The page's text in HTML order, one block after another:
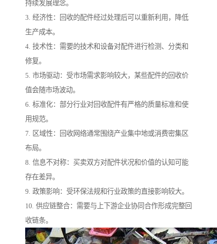
持续发展理念。
3. 经济性：回收的配件经过处理后可以重新利用，降低
生产成本。
4. 技术性：需要的技术和设备对配件进行检测、分类和
修复。
5. 市场驱动：受市场需求影响较大，某些配件的回收价
值会随市场波动。
6. 标准化：部分行业对回收配件有严格的质量标准和使
用规范。
7. 区域性：回收网络通常围绕产业集中地或消费密集区
布局。
8. 信息不对称：买卖双方对配件状况和价值的认知可能
存在差异。
9. 政策影响：受环保法规和行业政策的直接影响较大。
10. 供应链整合：需要与上下游企业协同合作形成完整回
收链条。